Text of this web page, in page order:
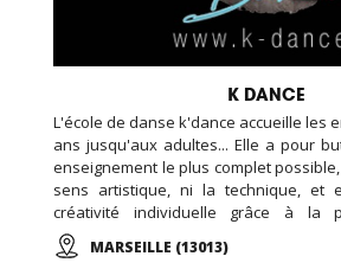
K DANCE
L'école de danse k'dance accueille les
ans jusqu'aux adultes... Elle a pour
enseignement le plus complet
sens artistique, ni la technique, et
créativité individuelle grâce à la
chorégraphiques. Cours de danse
hip-hop, break, ragga, orientale et
MARSEILLE (13013)